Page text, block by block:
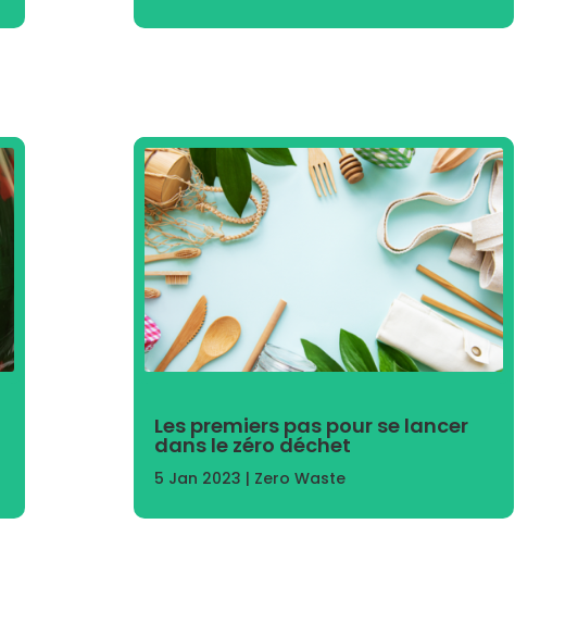
Les premiers pas pour se lancer
dans le zéro déchet
5 Jan 2023 | Zero Waste